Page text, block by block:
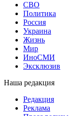
СВО
Политика
Россия
Украина
Жизнь
Мир
ИноСМИ
Эксклюзив
Наша редакция
Редакция
Реклама